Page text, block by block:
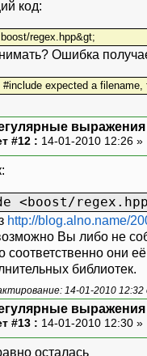
код:
regex.hpp&gt;
Ошибка
#include expected a filename,
#12 : 14-01-2010 12:26 »
<boost/
http://blog.alno.name/
Вы либо не
соответственно они
библиотек.
14-01-2010
#13 : 14-01-2010 12:30 »
осталась